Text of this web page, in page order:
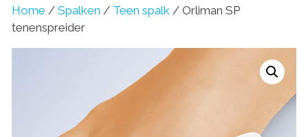
Home / Spalken / Teen spalk / Orliman SP
tenenspreider